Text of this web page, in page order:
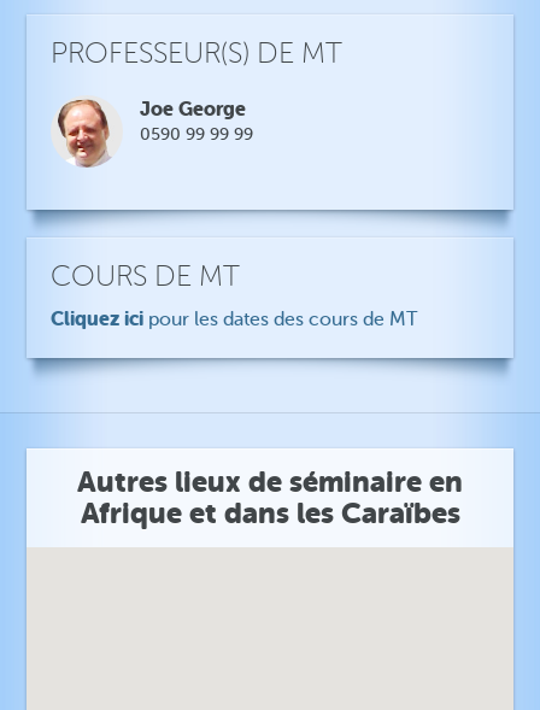
PROFESSEUR(S) DE MT
Joe George
0590 99 99 99
COURS DE MT
Cliquez ici pour les dates des cours de MT
Autres lieux de séminaire en
Afrique et dans les Caraïbes